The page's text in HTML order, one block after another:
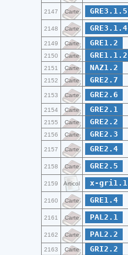
2147 Carte GRE3.1.5
2148 Carte GRE3.1.4
2149 Carte GRE1.2
2150 Carte GRE1.1.2
2151 Carte NAZ1.2
2152 Carte GRE2.7
2153 Carte GRE2.6
2154 Carte GRE2.1
2155 Carte GRE2.2
2156 Carte GRE2.3
2157 Carte GRE2.4
2158 Carte GRE2.5
2159 Articol x-gri1.1
2160 Carte GRE1.4
2161 Carte PAL2.1
2162 Carte PAL2.2
2163 Carte GRI2.2